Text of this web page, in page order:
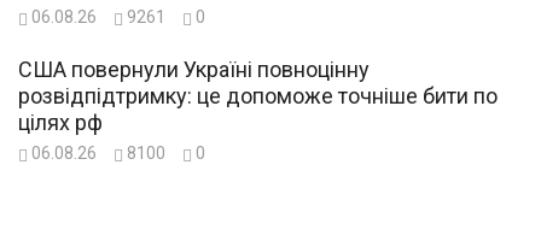
06.08.26 9261 0
США повернули Україні повноцінну
розвідпідтримку: це допоможе точніше бити по
цілях рф
06.08.26 8100 0